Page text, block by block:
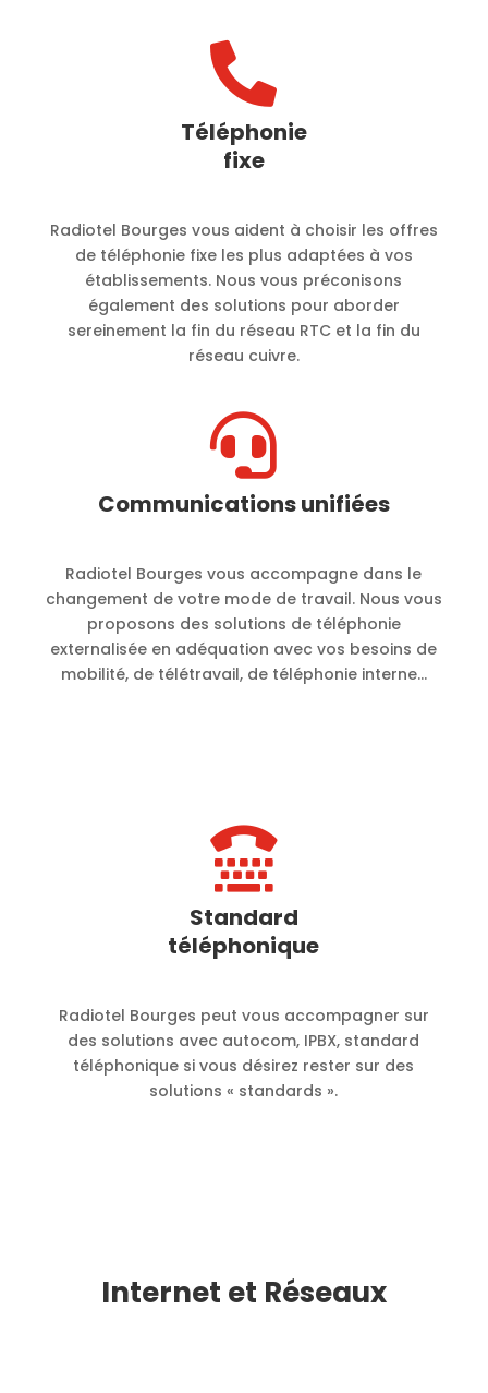

Téléphonie
fixe
Radiotel Bourges vous aident à choisir les offres
de téléphonie fixe les plus adaptées à vos
établissements. Nous vous préconisons
également des solutions pour aborder
sereinement la fin du réseau RTC et la fin du
réseau cuivre.

Communications unifiées
Radiotel Bourges vous accompagne dans le
changement de votre mode de travail. Nous vous
proposons des solutions de téléphonie
externalisée en adéquation avec vos besoins de
mobilité, de télétravail, de téléphonie interne…

Standard
téléphonique
Radiotel Bourges peut vous accompagner sur
des solutions avec autocom, IPBX, standard
téléphonique si vous désirez rester sur des
solutions « standards ».
Internet et Réseaux